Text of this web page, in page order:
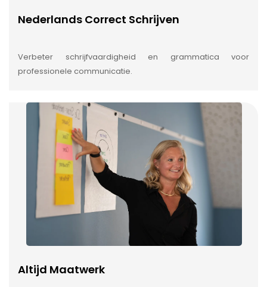
Nederlands Correct Schrijven
Verbeter schrijfvaardigheid en grammatica voor
professionele communicatie.
Altijd Maatwerk